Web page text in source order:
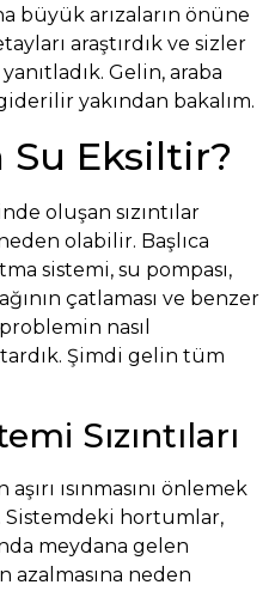
büyük arızaların önüne
araştırdık ve sizler
Gelin, araba
yakından bakalım.
Su Eksiltir?
oluşan sızıntılar
olabilir. Başlıca
sistemi, su pompası,
çatlaması ve benzer
nasıl
Şimdi gelin tüm
Sızıntıları
ısınmasını önlemek
hortumlar,
meydana gelen
azalmasına neden